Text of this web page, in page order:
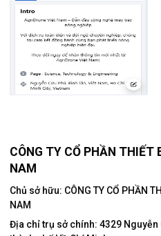
CÔNG TY CỔ PHẦN THIẾT
NAM
Chủ sở hữu: CÔNG TY CỔ PHẦN
NAM
Địa chỉ trụ sở chính: 4329 Nguyễn